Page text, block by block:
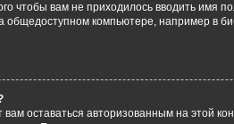
чтобы вам не приходилось вводить имя
компьютере, например в
оставаться авторизованным на этой